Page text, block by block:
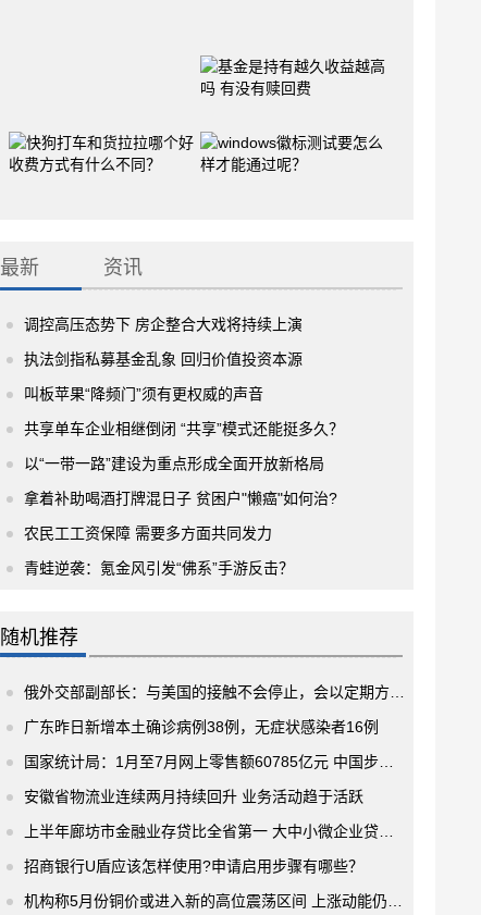
最新 资讯
调控高压态势下 房企整合大戏将持续上演
执法剑指私募基金乱象 回归价值投资本源
叫板苹果“降频门”须有更权威的声音
共享单车企业相继倒闭 “共享”模式还能挺多久？
以“一带一路”建设为重点形成全面开放新格局
拿着补助喝酒打牌混日子 贫困户"懒癌"如何治?
农民工工资保障 需要多方面共同发力
青蛙逆袭：氪金风引发“佛系”手游反击？
随机推荐
俄外交部副部长：与美国的接触不会停止，会以定期方式继续进行
广东昨日新增本土确诊病例38例，无症状感染者16例
国家统计局：1月至7月网上零售额60785亿元 中国步入"零时差消费"时代
安徽省物流业连续两月持续回升 业务活动趋于活跃
上半年廊坊市金融业存贷比全省第一 大中小微企业贷款余额共计3002亿元
招商银行U盾应该怎样使用?申请启用步骤有哪些？
机构称5月份铜价或进入新的高位震荡区间 上涨动能仍旧充足